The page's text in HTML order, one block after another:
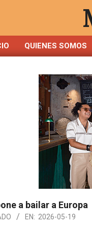
QUIENES SOMOS
a bailar a Europa
EN: 2026-05-19